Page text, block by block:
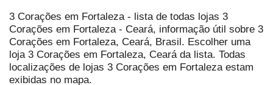
3 Corações em Fortaleza - lista de todas lojas 3
Corações em Fortaleza - Ceará, informação útil sobre 3
Corações em Fortaleza, Ceará, Brasil. Escolher uma
loja 3 Corações em Fortaleza, Ceará da lista. Todas
localizações de lojas 3 Corações em Fortaleza estam
exibidas no mapa.